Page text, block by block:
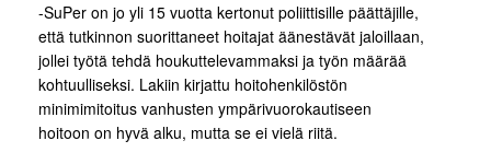
-SuPer on jo yli 15 vuotta kertonut poliittisille päättäjille,
että tutkinnon suorittaneet hoitajat äänestävät jaloillaan,
jollei työtä tehdä houkuttelevammaksi ja työn määrää
kohtuulliseksi. Lakiin kirjattu hoitohenkilöstön
minimimitoitus vanhusten ympärivuorokautiseen
hoitoon on hyvä alku, mutta se ei vielä riitä.